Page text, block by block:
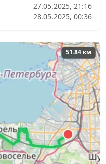
27.05.2025, 21:16
28.05.2025, 00:36
51.84 км